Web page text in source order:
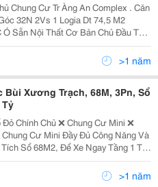
Chung Cư Tr Àng An Complex . Căn
32N 2Vs 1 Logia Dt 74,5 M2
Ó Sẵn Nội Thất Cơ Bản Chủ Đầu Tư .
Phí Chuyển Nhượng. Ai Có Nhu
( Em Kiên)
>1 năm
Bùi Xương Trạch, 68M, 3Pn, Sổ
Chính Chủ ❌ Chung Cư Mini ❌
Cư Mini Đầy Đủ Công Năng Và
Sổ 68M2, Để Xe Ngay Tầng 1 Toà
Lại Toàn Bộ Nội Thất, Khách Mua
Ở Luôn. ✅ Đường Vào Nhà Ô Tô...
>1 năm